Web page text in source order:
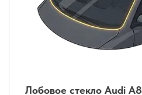
Лобовое стекло Audi